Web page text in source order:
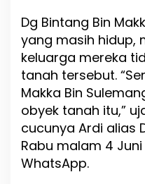
Dg Bintang Bin
yang masih hidup,
keluarga mereka
tanah tersebut.
Makka Bin
obyek tanah itu,”
cucunya Ardi alias
Rabu malam 4
WhatsApp.